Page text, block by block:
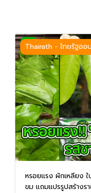
Thairath - ไทยรัฐออ
หรอยแรง ผักเหลียง
ขม แถมแปรรูปสร้างรา